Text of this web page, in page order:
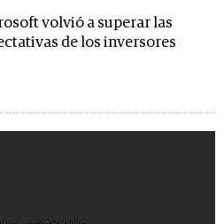
volvió a superar las
de los inversores